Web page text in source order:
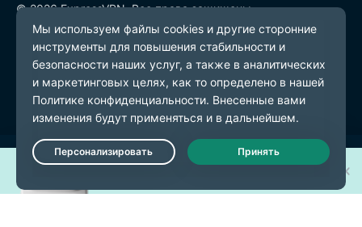
© 2026 ExpressVPN. Все права защищены.
Политика конфиденциальности
Условия предоставления услуг
Настройки файлов cookie
Live Chat
Выиграйте один из 30 новых